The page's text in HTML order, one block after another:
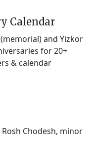
Calendar
and Yizkor
for 20+
& calendar
Chodesh, minor